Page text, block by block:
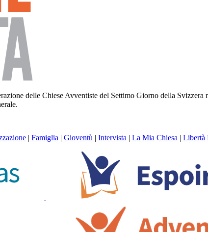
delle Chiese Avventiste del Settimo Giorno della
| Famiglia | Gioventù | Intervista | La Mia Chiesa | Libertà